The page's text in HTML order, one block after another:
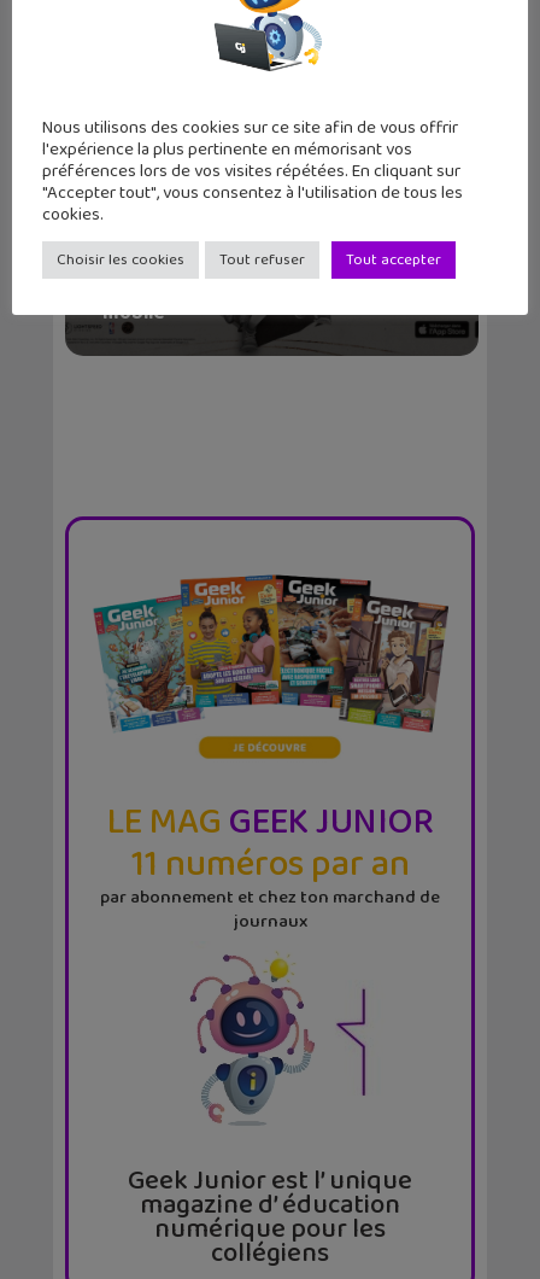
mobile
LE MAGGEEK JUNIOR
11 numéros par an
par abonnement et chez ton marchand de
journaux
Geek Junior est l’ unique
magazine d’ éducation
numérique pour les
collégiens
Nous utilisons des cookies sur ce site afin de vous offrir
l'expérience la plus pertinente en mémorisant vos
préférences lors de vos visites répétées. En cliquant sur
"Accepter tout", vous consentez à l'utilisation de tous les
cookies.
Choisir les cookies Tout refuser Tout accepter